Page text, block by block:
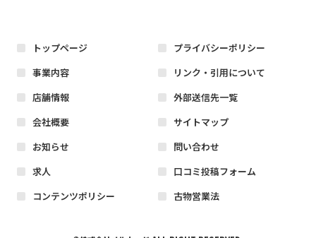
トップページ
事業内容
店舗情報
会社概要
お知らせ
求人
コンテンツポリシー
プライバシーポリシー
リンク・引用について
外部送信先一覧
サイトマップ
問い合わせ
口コミ投稿フォーム
古物営業法